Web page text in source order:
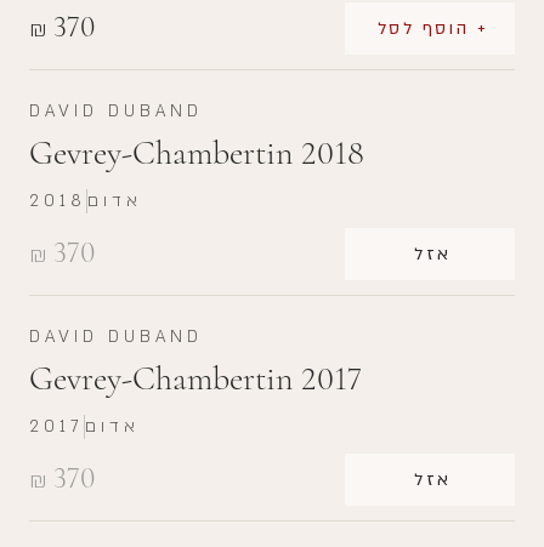
₪ 370 + הוסף לסל
DAVID DUBAND
Gevrey-Chambertin 2018
₪ 370 אזל
2018 אדום
DAVID DUBAND
Gevrey-Chambertin 2017
₪ 370 אזל
2017 אדום